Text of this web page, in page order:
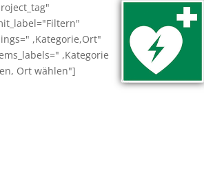
,Kategorie,Ort"
,Kategorie
Ort wählen"]